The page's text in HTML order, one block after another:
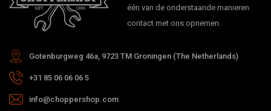
één van de onderstaande manieren
contact met ons opnemen.
Gotenburgweg 46a, 9723 TM Groningen (The Netherlands)
+31 85 06 06 06 5
info@choppershop.com